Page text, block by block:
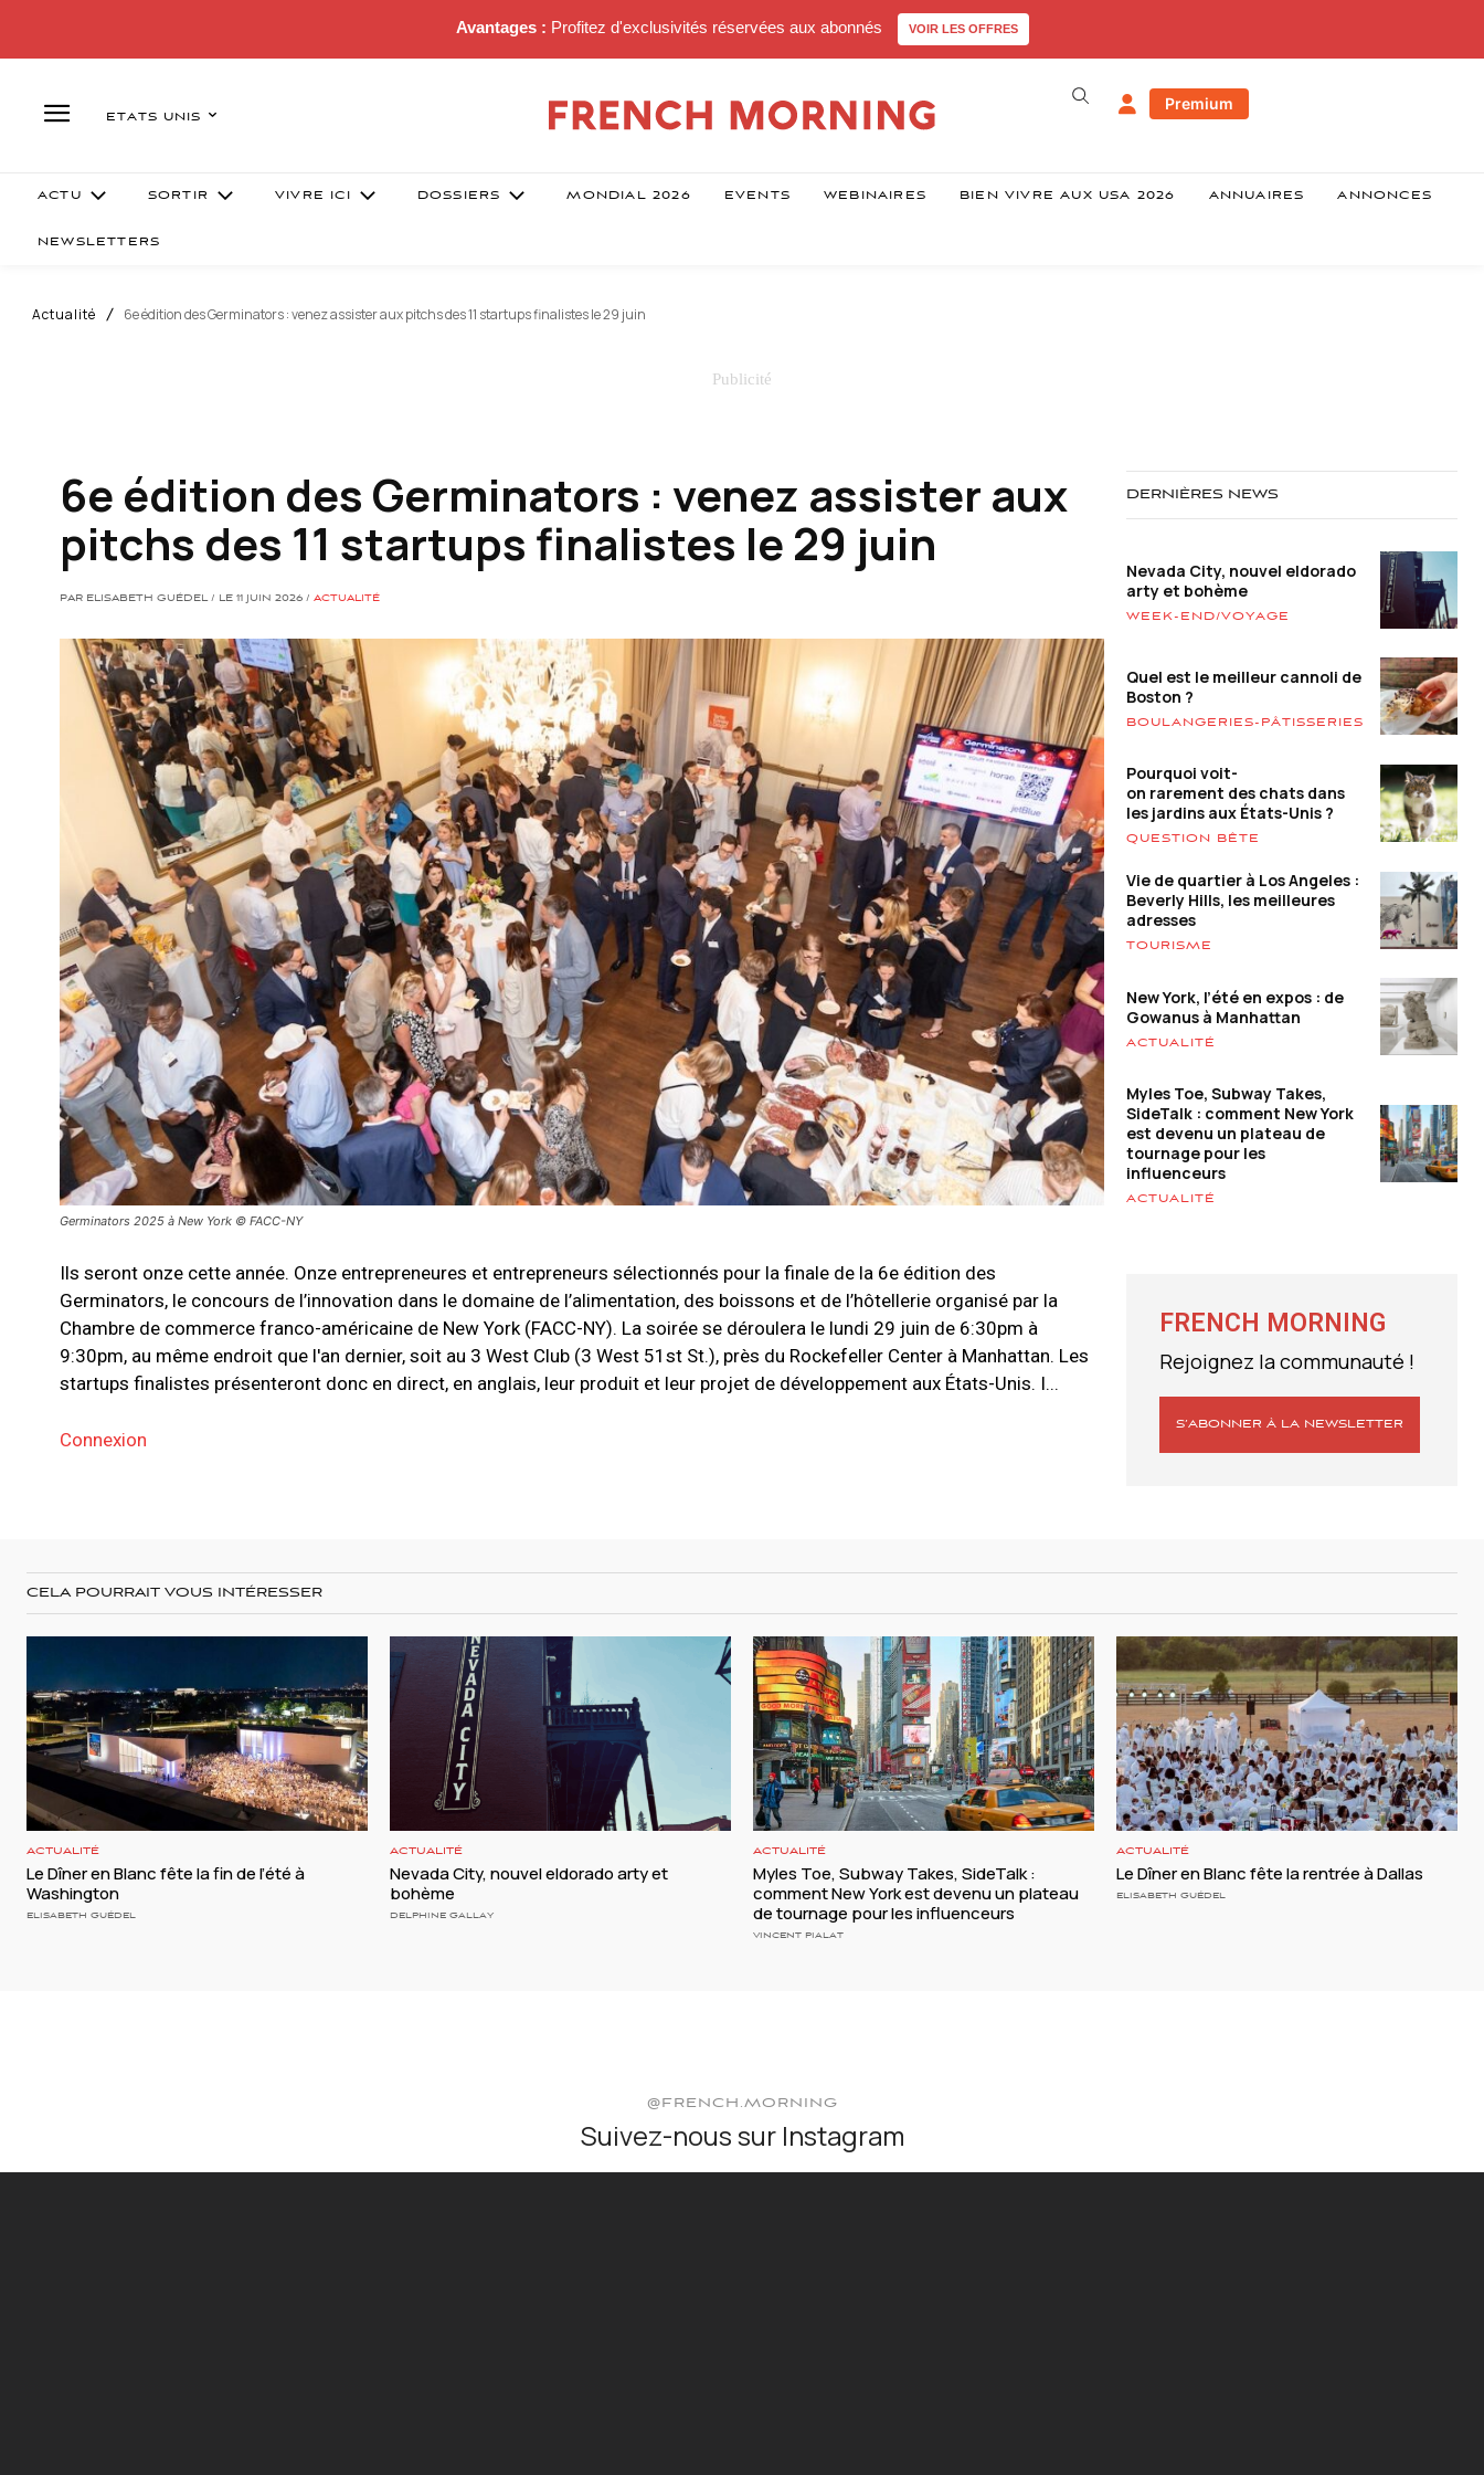
Avantages : Profitez d'exclusivités réservées aux abonnés VOIR LES OFFRES
ETATS UNIS
Premium
ACTU SORTIR VIVRE ICI DOSSIERS MONDIAL 2026 EVENTS WEBINAIRES BIEN VIVRE AUX USA 2026 ANNUAIRES ANNONCES
NEWSLETTERS
Actualité 6e édition des Germinators : venez assister aux pitchs des 11 startups finalistes le 29 juin
6e édition des Germinators : venez assister aux
pitchs des 11 startups finalistes le 29 juin
PAR ELISABETH GUÉDEL / LE 11 JUIN 2026 / ACTUALITÉ
Germinators 2025 à New York © FACC-NY
Ils seront onze cette année. Onze entrepreneures et entrepreneurs sélectionnés pour la finale de la 6e édition des
Germinators, le concours de l’innovation dans le domaine de l’alimentation, des boissons et de l’hôtellerie organisé par la
Chambre de commerce franco-américaine de New York (FACC-NY). La soirée se déroulera le lundi 29 juin de 6:30pm à
9:30pm, au même endroit que l'an dernier, soit au 3 West Club (3 West 51st St.), près du Rockefeller Center à Manhattan. Les
startups finalistes présenteront donc en direct, en anglais, leur produit et leur projet de développement aux États-Unis. I...
Connexion
DERNIÈRES NEWS
Nevada City, nouvel eldorado
arty et bohème
WEEK-END/VOYAGE
Quel est le meilleur cannoli de
Boston ?
BOULANGERIES-PÂTISSERIES
Pourquoi voit-
on rarement des chats dans
les jardins aux États-Unis ?
QUESTION BÊTE
Vie de quartier à Los Angeles :
Beverly Hills, les meilleures
adresses
TOURISME
New York, l’été en expos : de
Gowanus à Manhattan
ACTUALITÉ
Myles Toe, Subway Takes,
SideTalk : comment New York
est devenu un plateau de
tournage pour les
influenceurs
ACTUALITÉ
FRENCH MORNING
Rejoignez la communauté !
S’ABONNER À LA NEWSLETTER
CELA POURRAIT VOUS INTÉRESSER
ACTUALITÉ
Le Dîner en Blanc fête la fin de l’été à
Washington
ELISABETH GUÉDEL
ACTUALITÉ
Nevada City, nouvel eldorado arty et
bohème
DELPHINE GALLAY
ACTUALITÉ
Myles Toe, Subway Takes, SideTalk :
comment New York est devenu un plateau
de tournage pour les influenceurs
VINCENT PIALAT
ACTUALITÉ
Le Dîner en Blanc fête la rentrée à Dallas
ELISABETH GUÉDEL
@FRENCH.MORNING
Suivez-nous sur Instagram